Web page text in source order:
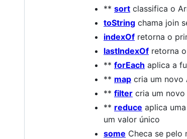
** sort classifica o
toString chama join
indexOf retorna o
lastIndexOf retorna
** forEach aplica a
** map cria um novo
** filter cria um
** reduce aplica
um valor único
some Checa se pelo